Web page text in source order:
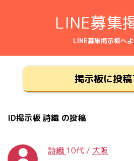
LINE募集
LINE募集掲示板へ
掲示板に投稿
ID掲示板 詩織 の投稿
詩織10代 / 大阪